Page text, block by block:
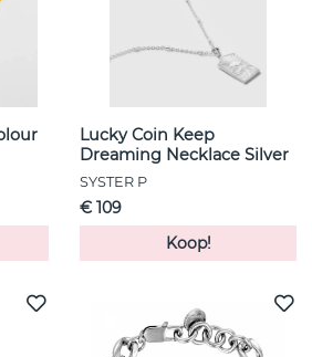
Lucky Coin Keep
Dreaming Necklace Silver
SYSTER P
€ 109
Koop!